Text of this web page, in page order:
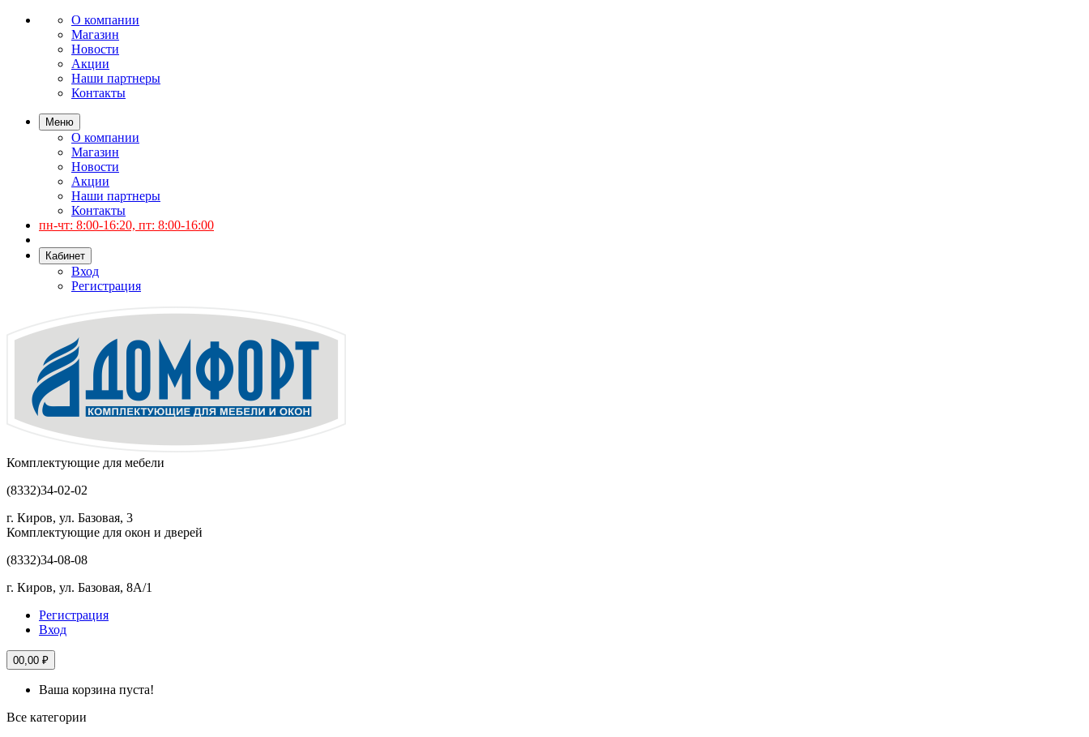
О компании
Магазин
Новости
Акции
Наши партнеры
Контакты
Меню
О компании
Магазин
Новости
Акции
Наши партнеры
Контакты
пн-чт: 8:00-16:20, пт: 8:00-16:00
Кабинет
Вход
Регистрация
Комплектующие для мебели
(8332)34-02-02
г. Киров, ул. Базовая, 3
Комплектующие для окон и дверей
(8332)34-08-08
г. Киров, ул. Базовая, 8А/1
Регистрация
Вход
00,00 ₽
Ваша корзина пуста!
Все категории